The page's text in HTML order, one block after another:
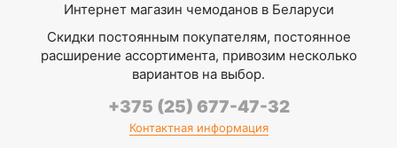
Интернет магазин чемоданов в Беларуси
Скидки постоянным покупателям, постоянное
расширение ассортимента, привозим несколько
вариантов на выбор.
+375 (25) 677-47-32
Контактная информация